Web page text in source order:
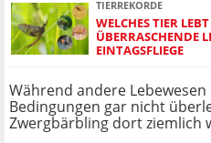
TIERREKORDE
WELCHES TIER
ÜBERRASCHENDE
EINTAGSFLIEGE
Während andere
Bedingungen gar nicht
Zwergbärbling dort ziemlich